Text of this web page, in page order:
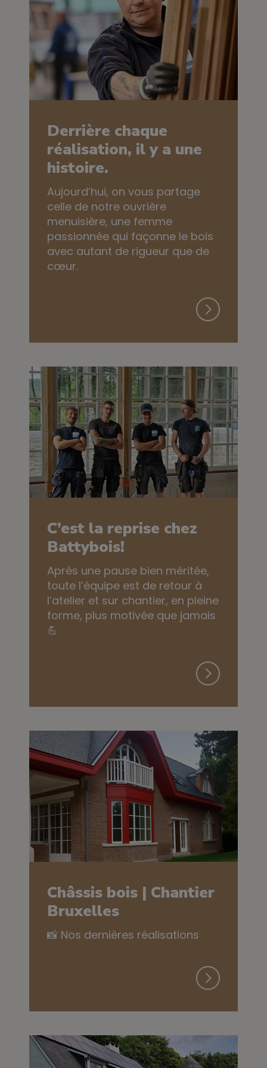
Derrière chaque
réalisation, il y a une
histoire.
Aujourd’hui, on vous partage
celle de notre ouvrière
menuisière, une femme
passionnée qui façonne le bois
avec autant de rigueur que de
cœur.
C’est la reprise chez
Battybois!
Après une pause bien méritée,
toute l’équipe est de retour à
l’atelier et sur chantier, en pleine
forme, plus motivée que jamais
💪
Châssis bois | Chantier
Bruxelles
📸 Nos dernières réalisations